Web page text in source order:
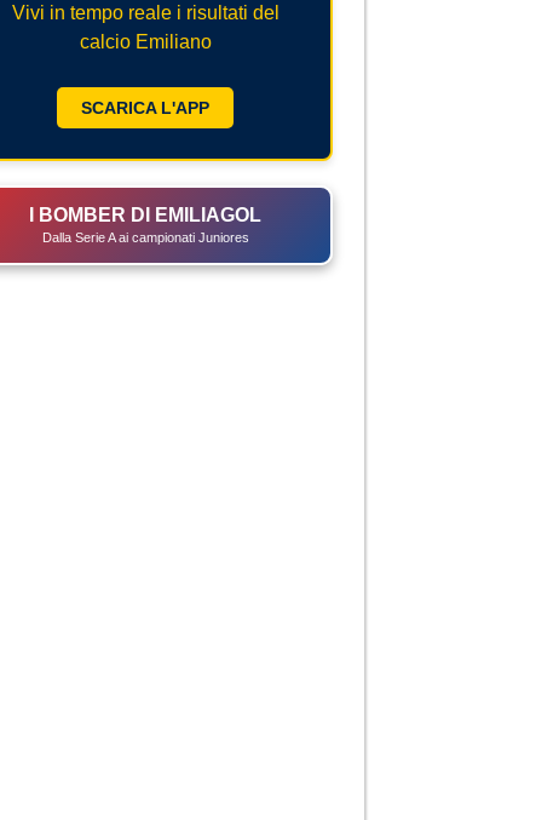
Vivi in tempo reale i risultati del
calcio Emiliano
SCARICA L'APP
I BOMBER DI EMILIAGOL
Dalla Serie A ai campionati Juniores